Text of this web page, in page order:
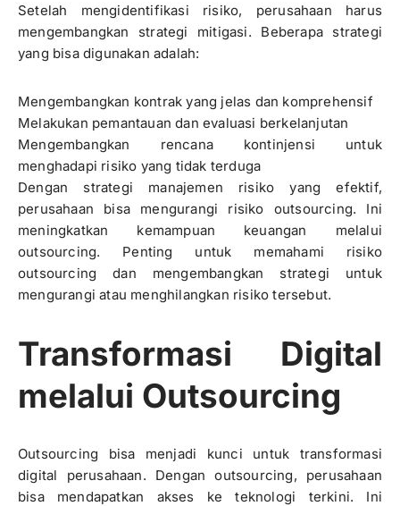
Setelah mengidentifikasi risiko, perusahaan harus
mengembangkan strategi mitigasi. Beberapa strategi
yang bisa digunakan adalah:
Mengembangkan kontrak yang jelas dan komprehensif
Melakukan pemantauan dan evaluasi berkelanjutan
Mengembangkan rencana kontinjensi untuk
menghadapi risiko yang tidak terduga
Dengan strategi manajemen risiko yang efektif,
perusahaan bisa mengurangi risiko outsourcing. Ini
meningkatkan kemampuan keuangan melalui
outsourcing. Penting untuk memahami risiko
outsourcing dan mengembangkan strategi untuk
mengurangi atau menghilangkan risiko tersebut.
Transformasi Digital
melalui Outsourcing
Outsourcing bisa menjadi kunci untuk transformasi
digital perusahaan. Dengan outsourcing, perusahaan
bisa mendapatkan akses ke teknologi terkini. Ini